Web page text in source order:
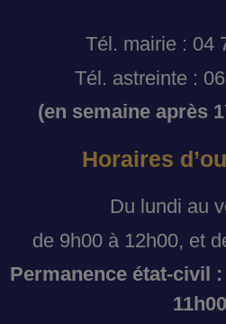
Tél. mairie : 04
Tél. astreinte :
(en semaine après
Horaires
Du lundi au
de 9h00 à 12h00, et
Permanence état-civil
11h00